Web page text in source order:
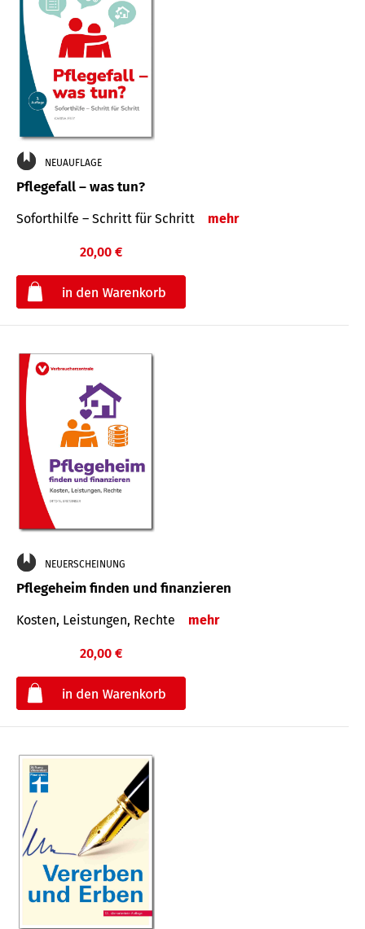
NEUAUFLAGE
Pflegefall – was tun?
Soforthilfe – Schritt für Schritt mehr
20,00 €
NEUERSCHEINUNG
Pflegeheim finden und finanzieren
Kosten, Leistungen, Rechte mehr
20,00 €